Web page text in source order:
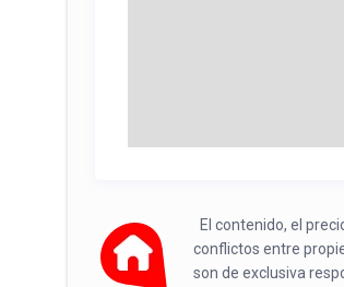
El contenido, el
conflictos entre
son de exclusiva